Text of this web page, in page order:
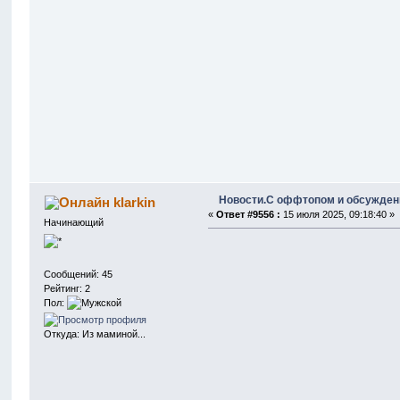
klarkin
Начинающий
Сообщений: 45
Рейтинг: 2
Пол:
Откуда: Из маминой...
Новости.С оффтопом и
«Ответ #9556 : 15 июля 2025, 09:18:40 »